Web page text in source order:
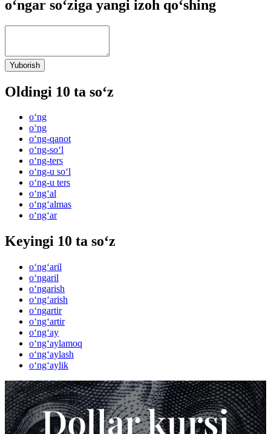
o‘ngar so‘ziga yangi izoh qo‘shing
Yuborish
Oldingi 10 ta so‘z
o‘ng
o‘ng
o‘ng-qanot
o‘ng-so‘l
o‘ng-ters
o‘ng-u so‘l
o‘ng-u ters
o‘ng‘al
o‘ng‘almas
o‘ng‘ar
Keyingi 10 ta so‘z
o‘ng‘aril
o‘ngaril
o‘ngarish
o‘ng‘arish
o‘ngartir
o‘ng‘artir
o‘ng‘ay
o‘ng‘aylamoq
o‘ng‘aylash
o‘ng‘aylik